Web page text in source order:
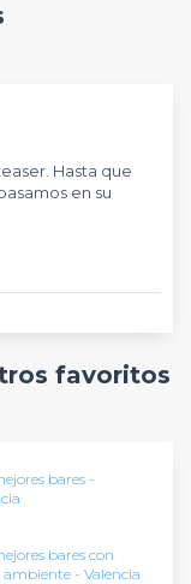
Hasta que
en su
favoritos
bares -
bares con
ambiente - Valencia